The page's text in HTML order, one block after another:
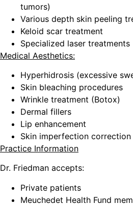
tumors)
Various depth skin peeling
Keloid scar treatment
Specialized laser treatments
Medical Aesthetics:
Hyperhidrosis (excessive
Skin bleaching procedures
Wrinkle treatment (Botox)
Dermal fillers
Lip enhancement
Skin imperfection
Practice Information
Dr. Friedman accepts:
Private patients
Meuchedet Health Fund